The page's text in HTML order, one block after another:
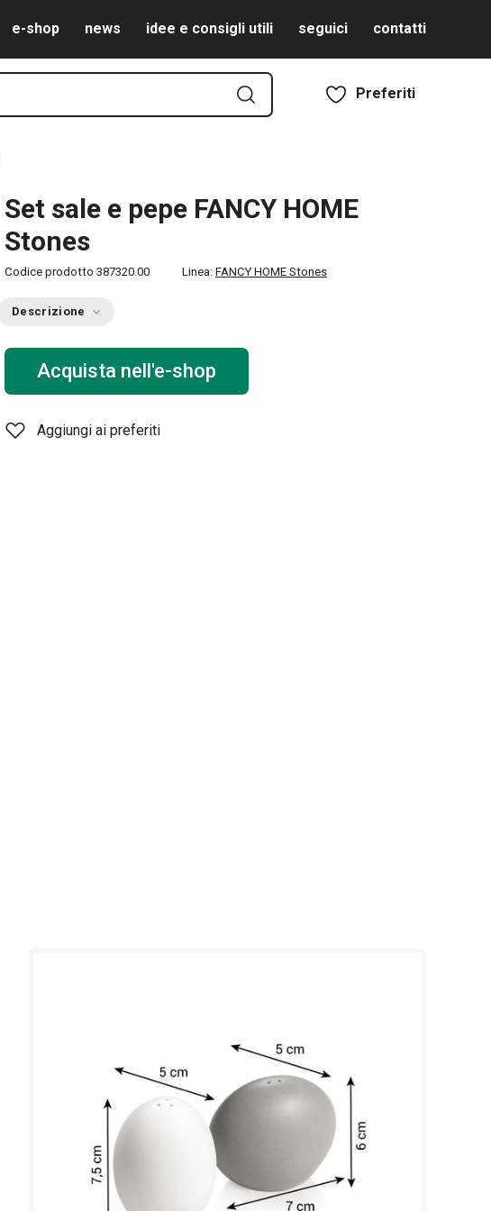
e-shop news idee e consigli utili seguici contatti
Preferiti
Set sale e pepe FANCY HOME
Stones
Codice prodotto 387320.00 Linea: FANCY HOME Stones
Descrizione
Acquista nell'e-shop
Aggiungi ai preferiti